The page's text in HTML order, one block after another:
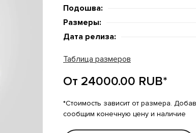
Подошва:
Размеры:
Дата релиза:
Таблица размеров
От 24000.00 RUB*
*Стоимость зависит от размера.
сообщим конечную цену и наличие